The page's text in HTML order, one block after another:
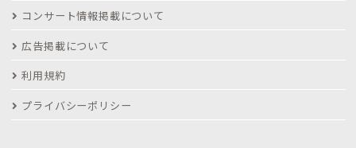
コンサート情報掲載について
広告掲載について
利用規約
プライバシーポリシー